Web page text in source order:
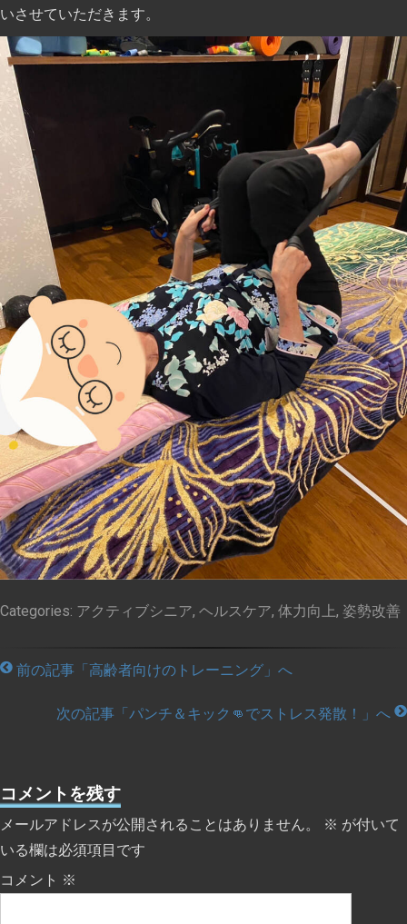
いさせていただきます。
Categories: アクティブシニア, ヘルスケア, 体力向上, 姿勢改善
前の記事「高齢者向けのトレーニング」へ
次の記事「パンチ＆キック👊でストレス発散！」へ
コメントを残す
メールアドレスが公開されることはありません。 ※ が付いて
いる欄は必須項目です
コメント ※